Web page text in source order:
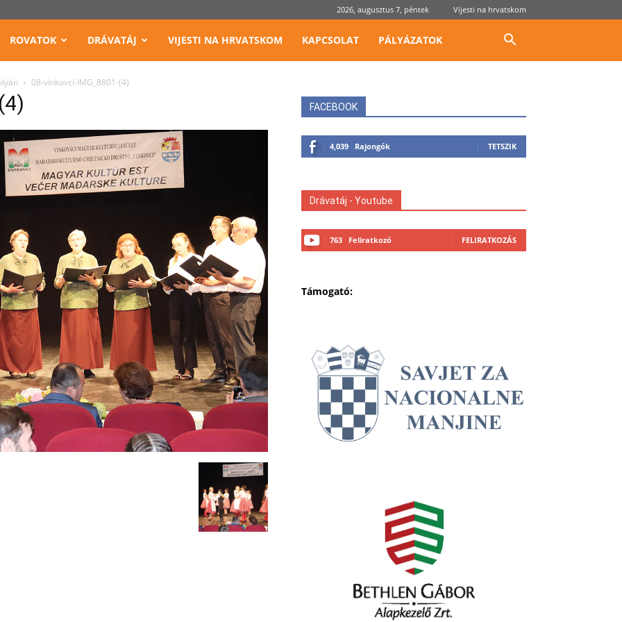
2026, augusztus 7, péntek Vijesti na hrvatskom
ROVATOK DRÁVATÁJ VIJESTI NA HRVATSKOM KAPCSOLAT PÁLYÁZATOK
08-vinkovci-IMG_8801-(4)
FACEBOOK
4,039 Rajongók TETSZIK
Drávatáj - Youtube
763 Feliratkozó FELIRATKOZÁS
Támogató: